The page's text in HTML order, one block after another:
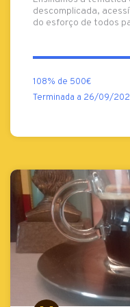
descomplicada,
do esforço de todos
108% de 500€
Terminada a 26/09/